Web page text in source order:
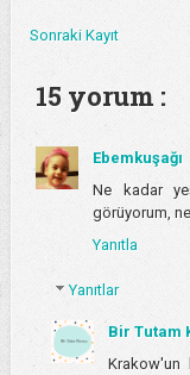
Sonraki Kayıt
15 yorum :
Ebemkuşağı
Ne kadar
görüyorum,
Yanıtla
Yanıtlar
Bir Tutam
Krakow'un